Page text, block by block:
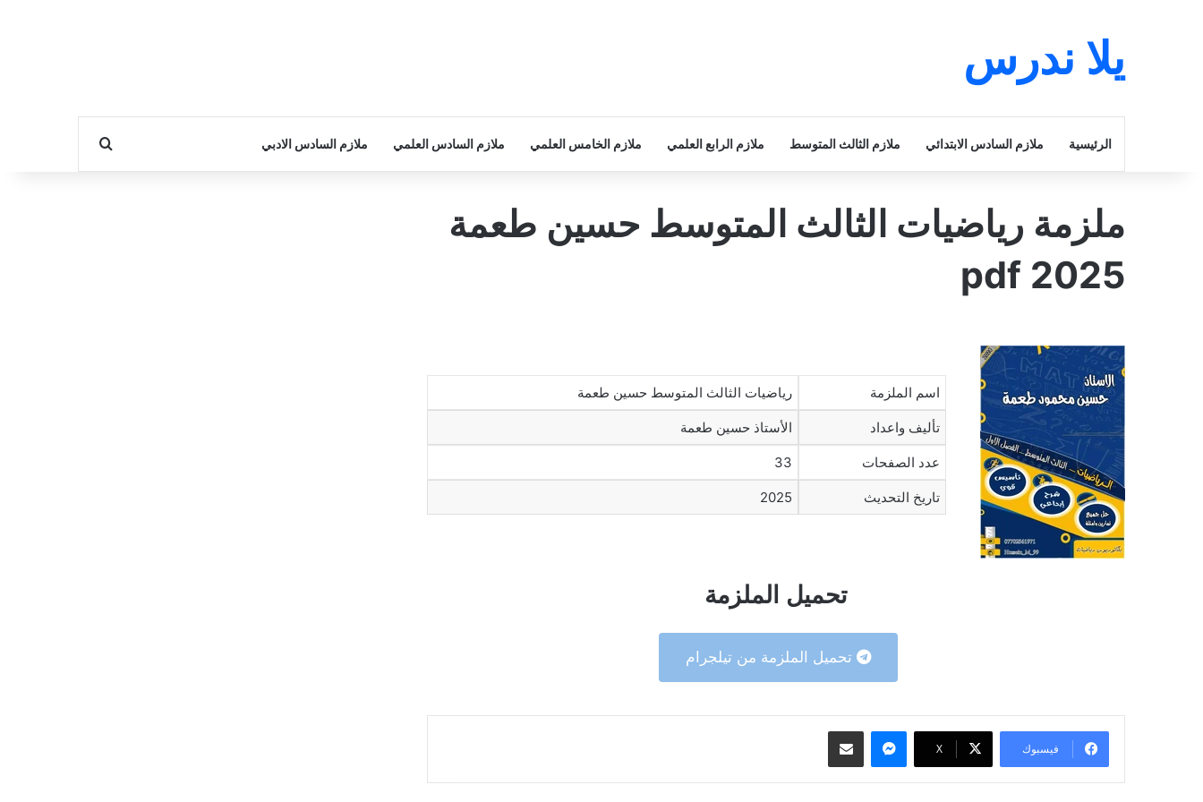
يلا ندرس
الرئيسية ملازم السادس الابتدائي ملازم الثالث المتوسط ملازم الرابع العلمي ملازم الخامس العلمي ملازم السادس العلمي ملازم السادس الادبي بحث عن
ملزمة رياضيات الثالث المتوسط حسين طعمة
2025 pdf
اسم الملزمة رياضيات الثالث المتوسط حسين طعمة
تأليف واعداد الأستاذ حسين طعمة
عدد الصفحات 33
تاريخ التحديث 2025
تحميل الملزمة
تحميل الملزمة من تيلجرام
فيسبوك ‫X
ماسنجر مشاركة عبر البريد